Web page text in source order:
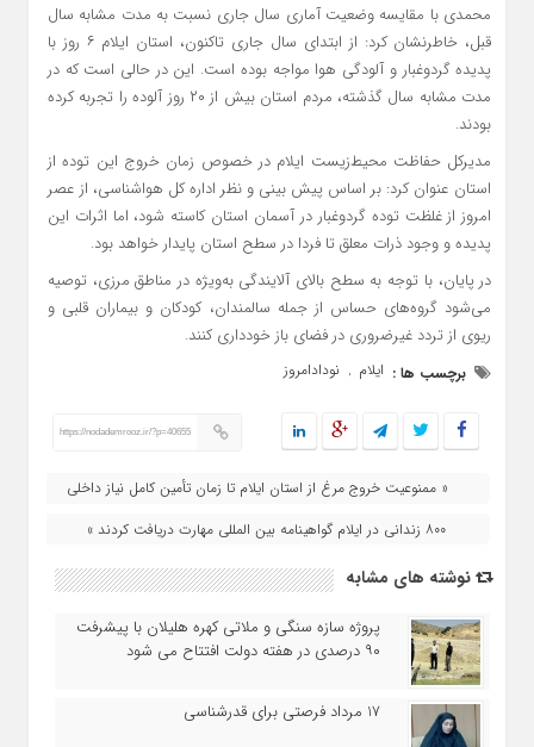
محمدی با مقایسه وضعیت آماری سال جاری نسبت به مدت مشابه سال
قبل، خاطرنشان کرد: از ابتدای سال جاری تاکنون، استان ایلام ۶ روز با
پدیده گردوغبار و آلودگی هوا مواجه بوده است. این در حالی است که در
مدت مشابه سال گذشته، مردم استان بیش از ۲۰ روز آلوده را تجربه کرده
بودند.
مدیرکل حفاظت محیط‌زیست ایلام در خصوص زمان خروج این توده از
استان عنوان کرد: بر اساس پیش بینی و نظر اداره کل هواشناسی، از عصر
امروز از غلظت توده گردوغبار در آسمان استان کاسته شود، اما اثرات این
پدیده و وجود ذرات معلق تا فردا در سطح استان پایدار خواهد بود.
در پایان، با توجه به سطح بالای آلایندگی به‌ویژه در مناطق مرزی، توصیه
می‌شود گروه‌های حساس از جمله سالمندان، کودکان و بیماران قلبی و
ریوی از تردد غیرضروری در فضای باز خودداری کنند.
برچسب ها : ایلام , نودادامروز
https://nodademrooz.ir/?p=40655
« ممنوعیت خروج مرغ از استان ایلام تا زمان تأمین کامل نیاز داخلی
۸۰۰ زندانی در ایلام گواهینامه بین‌ المللی مهارت دریافت کردند »
نوشته های مشابه
پروژه سازه سنگی و ملاتی کهره هلیلان با پیشرفت
۹۰ درصدی در هفته دولت افتتاح می شود
17 مرداد فرصتی برای قدرشناسی